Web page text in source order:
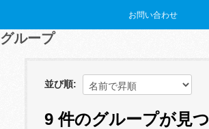
お問い合わせ
グループ
並び順
9 件のグループが見つ